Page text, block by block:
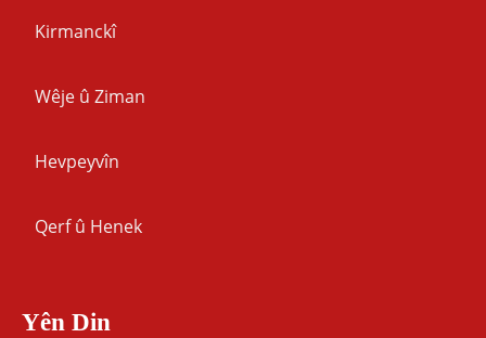
Kirmanckî
Wêje û Ziman
Hevpeyvîn
Qerf û Henek
Yên Din